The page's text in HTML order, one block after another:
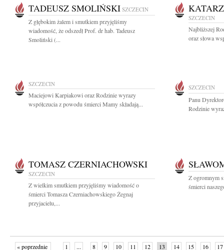
TADEUSZ SMOLIŃSKI SZCZECIN
Z głębokim żalem i smutkiem przyjęliśmy
wiadomość, że odszedł Prof. dr hab. Tadeusz
Smoliński (...
SZCZECIN
Najbliższej
oraz słowa
SZCZECIN
Maciejowi Karpiakowi oraz Rodzinie wyrazy
współczucia z powodu śmierci Mamy składają...
SZCZECIN
Panu
Rodzinie
TOMASZ CZERNIACHOWSKI
SZCZECIN
Z wielkim smutkiem przyjęliśmy wiadomość o
śmierci Tomasza Czerniachowskiego Żegnaj
przyjacielu,...
Z ogromnym
śmierci
« poprzednie 1 ... 8 9 10 11 12 13 14 15 16 17